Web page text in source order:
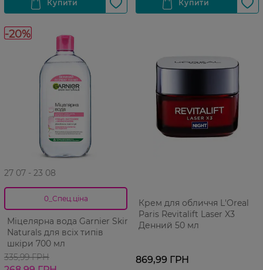
-20%
27 07 - 23 08
0_Спец.ціна
Міцелярна вода Garnier Skin
Naturals для всіх типів
шкіри 700 мл
335,99 ГРН
Крем для обличчя L'Oreal
Paris Revitalift Laser X3
Денний 50 мл
869,99 ГРН